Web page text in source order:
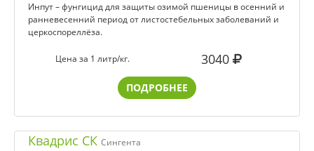
Инпут – фунгицид для защиты озимой пшеницы в осенний и
ранневесенний период от листостебельных заболеваний и
церкоспореллёза.
Цена за 1 литр/кг. 3040
ПОДРОБНЕЕ
Квадрис СК Сингента